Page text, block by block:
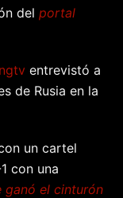
del portal
entrevistó a
de Rusia en la
un cartel
con una
ganó el cinturón